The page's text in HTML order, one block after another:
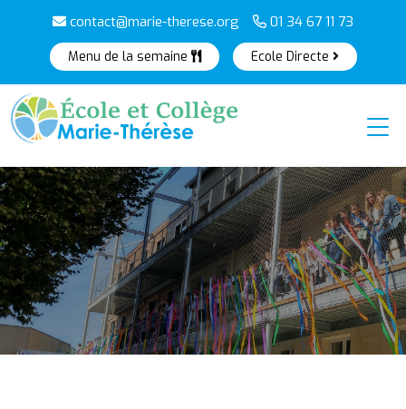
contact@marie-therese.org 01 34 67 11 73
Menu de la semaine Ecole Directe